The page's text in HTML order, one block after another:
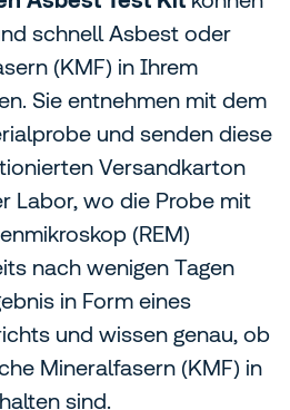
schnell Asbest oder
(KMF) in Ihrem
Sie entnehmen mit dem
und senden diese
Versandkarton
Labor, wo die Probe mit
(REM)
nach wenigen Tagen
in Form eines
und wissen genau, ob
Mineralfasern (KMF) in
sind.